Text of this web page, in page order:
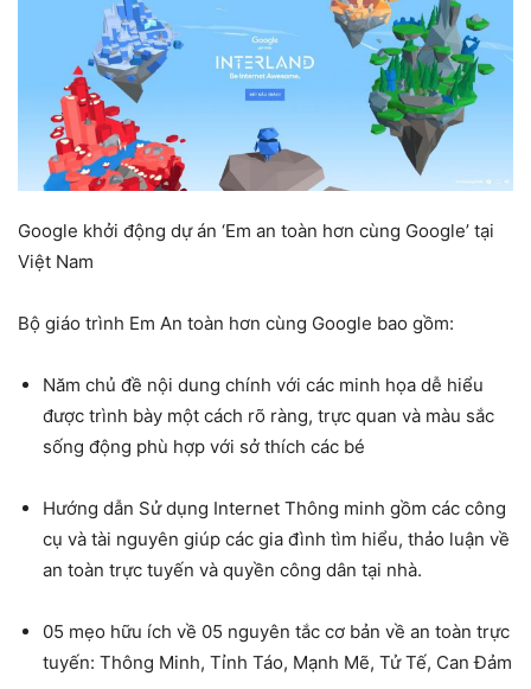
Google khởi động dự án ‘Em an toàn hơn cùng Google’ tại
Việt Nam
Bộ giáo trình Em An toàn hơn cùng Google bao gồm:
Năm chủ đề nội dung chính với các minh họa dễ hiểu
được trình bày một cách rõ ràng, trực quan và màu sắc
sống động phù hợp với sở thích các bé
Hướng dẫn Sử dụng Internet Thông minh gồm các công
cụ và tài nguyên giúp các gia đình tìm hiểu, thảo luận về
an toàn trực tuyến và quyền công dân tại nhà.
05 mẹo hữu ích về 05 nguyên tắc cơ bản về an toàn trực
tuyến: Thông Minh, Tỉnh Táo, Mạnh Mẽ, Tử Tế, Can Đảm